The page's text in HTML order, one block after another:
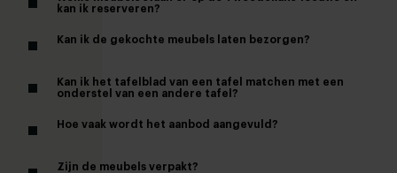
kan ik reserveren?
Kan ik de gekochte meubels laten bezorgen?
Kan ik het tafelblad van een tafel matchen met een
onderstel van een andere tafel?
Hoe vaak wordt het aanbod aangevuld?
Zijn de meubels verpakt?